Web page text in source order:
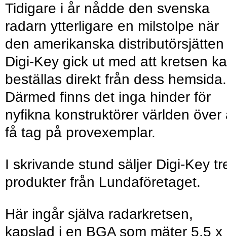
Tidigare i år nådde den svenska
radarn ytterligare en milstolpe när
den amerikanska distributörsjätten
Digi-Key gick ut med att kretsen
beställas direkt från dess hemsida.
Därmed finns det inga hinder för
nyfikna konstruktörer världen över
få tag på provexemplar.
I skrivande stund säljer Digi-Key
produkter från Lundaföretaget.
Här ingår själva radarkretsen,
kapslad i en BGA som mäter 5,5 x